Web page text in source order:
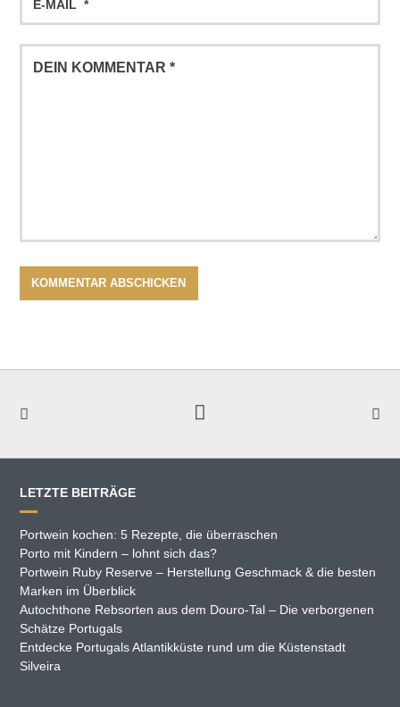
LETZTE BEITRÄGE
Portwein kochen: 5 Rezepte, die überraschen
Porto mit Kindern – lohnt sich das?
Portwein Ruby Reserve – Herstellung Geschmack & die besten
Marken im Überblick
Autochthone Rebsorten aus dem Douro-Tal – Die verborgenen
Schätze Portugals
Entdecke Portugals Atlantikküste rund um die Küstenstadt
Silveira